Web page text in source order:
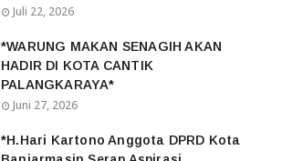
Juli 22, 2026
*WARUNG MAKAN SENAGIH AKAN
HADIR DI KOTA CANTIK
PALANGKARAYA*
Juni 27, 2026
*H.Hari Kartono Anggota DPRD Kota